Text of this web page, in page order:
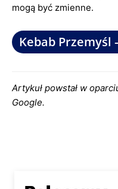
mogą być zmienne.
Kebab Przemyśl
Artykuł powstał w
Google.